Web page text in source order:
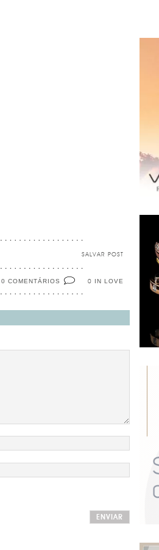
SALVAR POST
0 IN LOVE
0 COMENTÁRIOS